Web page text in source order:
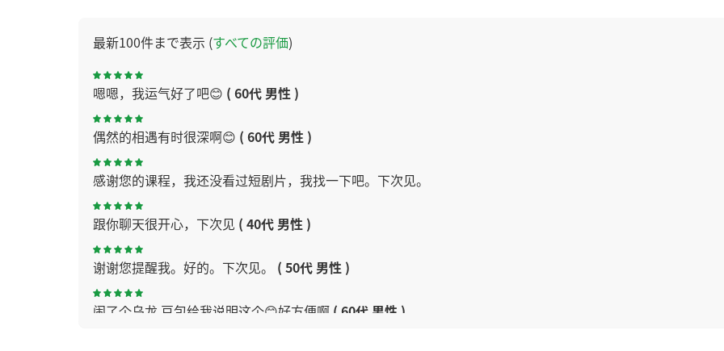
最新100件まで表示 (すべての評価)
嗯嗯，我运气好了吧😊 ( 60代 男性 )
偶然的相遇有时很深啊😊 ( 60代 男性 )
感谢您的课程，我还没看过短剧片，我找一下吧。下次见。
跟你聊天很开心，下次见 ( 40代 男性 )
谢谢您提醒我。好的。下次见。 ( 50代 男性 )
闹了个乌龙 豆包给我说明这个😊好方便啊 ( 60代 男性 )